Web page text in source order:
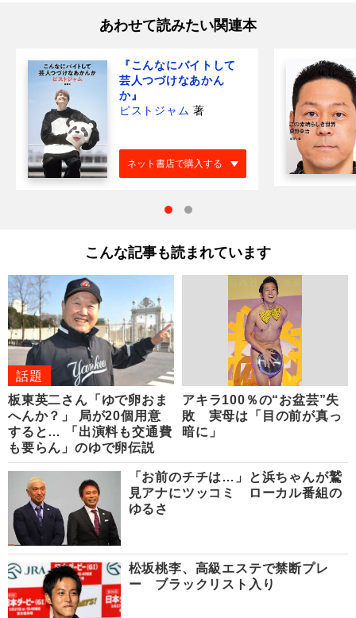
あわせて読みたい関連本
『こんなにバイトして
芸人つづけなあかん
か』
ピストジャム 著
ネット書店で購入する
こんな記事も読まれています
話題
板東英二さん「ゆで卵おま
へんか？」 局が20個用意
すると… 「出演料も交通費
も要らん」のゆで卵伝説
アキラ100％の“お盆芸”失
敗 実母は「目の前が真っ
暗に」
「お前のチチは…」と浜ちゃんが鷲
見アナにツッコミ ローカル番組の
ゆるさ
松坂桃李、高級エステで禁断プレ
ー ブラックリスト入り